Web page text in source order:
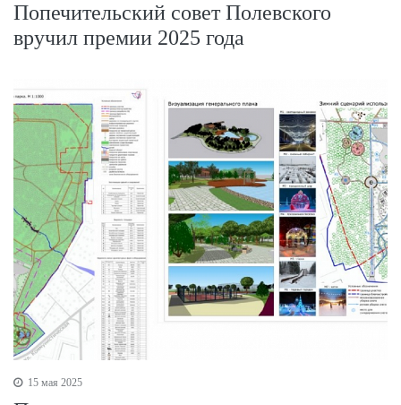
Попечительский совет Полевского
вручил премии 2025 года
15 мая 2025